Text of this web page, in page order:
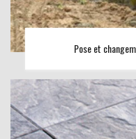
Pose et